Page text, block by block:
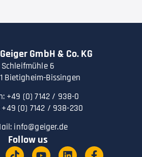
GmbH & Co. KG
Schleifmühle 6
Bietigheim-Bissingen
+49 (0) 7142 / 938-0
+49 (0) 7142 / 938-230
info@geiger.de
Follow us